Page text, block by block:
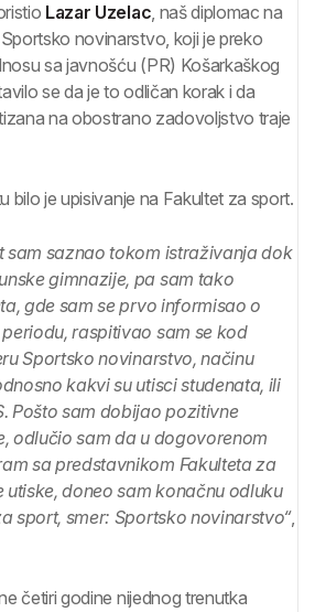
Lazar Uzelac, naš diplomac na
novinarstvo, koji je preko
sa javnošću (PR) Košarkaškog
se da je to odličan korak i da
na obostrano zadovoljstvo traje
bilo je upisivanje na Fakultet za sport.
sam saznao tokom istraživanja dok
gimnazije, pa sam tako
gde sam se prvo informisao o
raspitivao sam se kod
Sportsko novinarstvo, načinu
kakvi su utisci studenata, ili
Pošto sam dobijao pozitivne
odlučio sam da u dogovorenom
sa predstavnikom Fakulteta za
utiske, doneo sam konačnu odluku
sport, smer: Sportsko novinarstvo“,
četiri godine nijednog trenutka